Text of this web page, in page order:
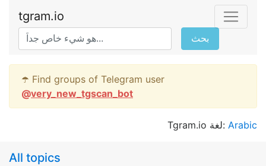
tgram.io
بحث
☂️ Find groups of Telegram user
@very_new_tgscan_bot
Tgram.io لغة: Arabic
All topics